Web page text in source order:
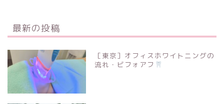
最新の投稿
［東京］オフィスホワイトニングの
流れ・ビフォアフ